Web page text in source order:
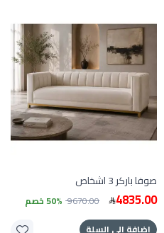
صوفا باركر 3 اشخاص
4835.00
9670.00 50% خصم
إضافة إلى السلة